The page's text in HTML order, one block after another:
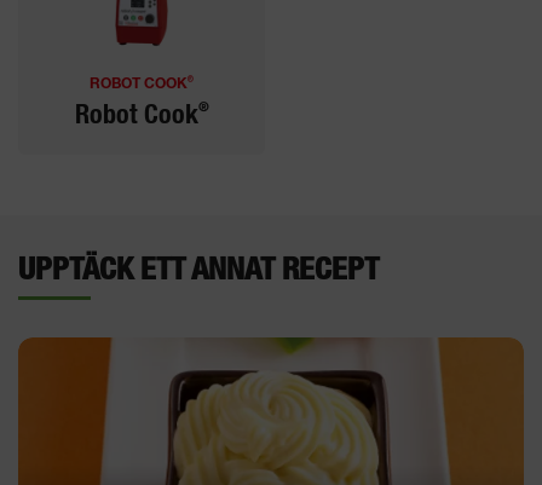
ROBOT COOK ®
Robot Cook®
UPPTÄCK ETT ANNAT RECEPT